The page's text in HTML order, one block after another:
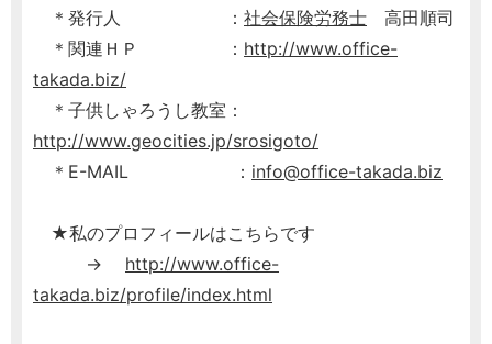
＊発行人 ： 社会保険労務士 高田順司
＊関連ＨＰ ： http://www.office-
takada.biz/
＊子供しゃろうし教室：
http://www.geocities.jp/srosigoto/
＊E-MAIL ： info@office-takada.biz
★私のプロフィールはこちらです
→ http://www.office-
takada.biz/profile/index.html